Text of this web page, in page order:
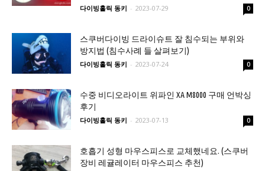
다이빙홀릭 동키 - 2023-07-29 0
스쿠버다이빙 드라이슈트 잘 침수되는 부위와
방지법 (침수사례 들 살펴보기)
다이빙홀릭 동키 - 2023-07-24 0
수중 비디오라이트 위파인 XA M8000 구매 언박싱
후기
다이빙홀릭 동키 - 2023-07-13 0
호흡기 성형 마우스피스로 교체했네요. (스쿠버
장비 레귤레이터 마우스피스 추천)